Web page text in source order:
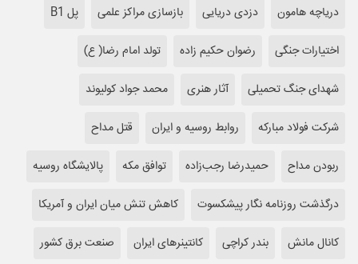
قتل مداح
ربودن مداح
حمیدرضا رجب‌زاده توافق مکه
پالایشگاه روسیه
درگذشت روزنامه نگار پیشکسوت
کاهش تنش میان ایران و آمریکا
کانال مانش
بندر کراچی کانتینرهای ایران
صنعت برق کشور
دریاچه هامون
دزدی دریایی بازسازی مراکز علمی
پل B1
اختیارات جنگی
رضوان حکیم زاده
تولد امام رضا( ع)
شهدای جنگ تحمیلی
آثار هنری
محمد جواد کولیوند
شرکت فولاد مبارکه
روابط روسیه و ایران